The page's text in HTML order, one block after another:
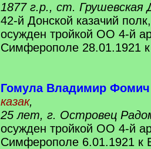
1877 г.р., ст. Грушевская
42-й Донской казачий полк,
осужден тройкой ОО 4-й
Симферополе 28.01.1921
Гомула Владимир Фомич
казак,
25 лет, г. Островец
осужден тройкой ОО 4-й
Симферополе 6.01.1921 к